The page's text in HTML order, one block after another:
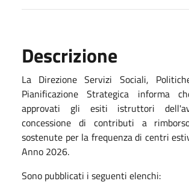
Descrizione
La Direzione Servizi Sociali,
Pianificazione Strategica informa
approvati gli esiti istruttori
concessione di contributi a
sostenute per la frequenza di centri
Anno 2026.
Sono pubblicati i seguenti elenchi: